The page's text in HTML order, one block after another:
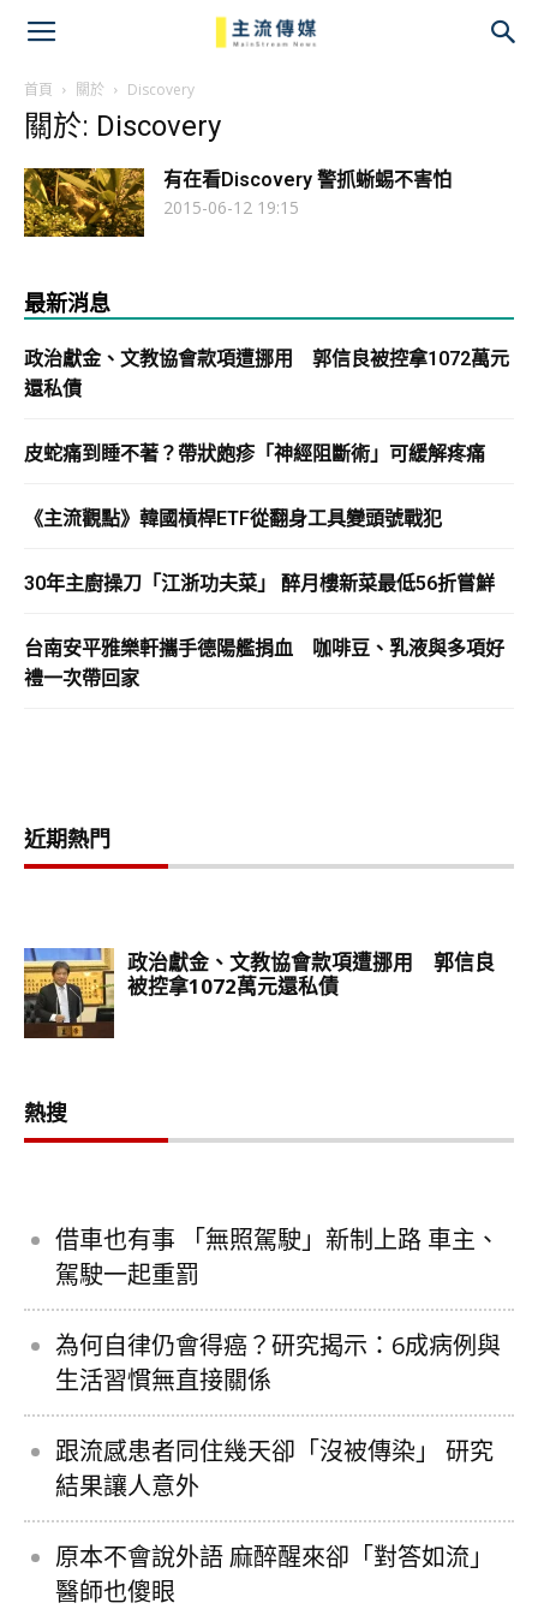
首頁 關於 Discovery
關於: Discovery
有在看Discovery 警抓蜥蜴不害怕
2015-06-12 19:15
最新消息
政治獻金、文教協會款項遭挪用 郭信良被控拿1072萬元
還私債
皮蛇痛到睡不著？帶狀皰疹「神經阻斷術」可緩解疼痛
《主流觀點》韓國槓桿ETF從翻身工具變頭號戰犯
30年主廚操刀「江浙功夫菜」 醉月樓新菜最低56折嘗鮮
台南安平雅樂軒攜手德陽艦捐血 咖啡豆、乳液與多項好
禮一次帶回家
近期熱門
熱搜
借車也有事 「無照駕駛」新制上路 車主、
駕駛一起重罰
為何自律仍會得癌？研究揭示：6成病例與
生活習慣無直接關係
跟流感患者同住幾天卻「沒被傳染」 研究
結果讓人意外
原本不會說外語 麻醉醒來卻「對答如流」
醫師也傻眼